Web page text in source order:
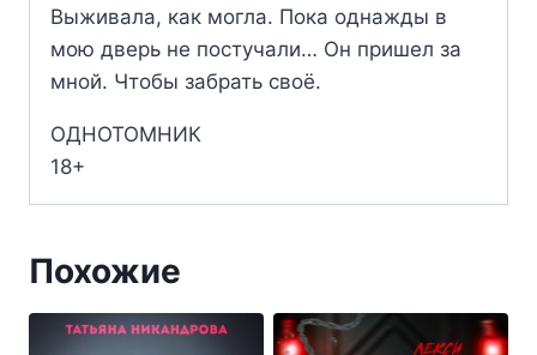
Выживала, как могла. Пока однажды в
мою дверь не постучали… Он пришел за
мной. Чтобы забрать своё.
ОДНОТОМНИК
18+
Похожие